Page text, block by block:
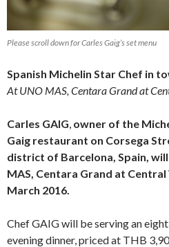
Please scroll down for Carles Gaig’s set menu
Spanish Michelin Star Chef in
At UNO MAS, Centara Grand at
Carles GAIG owner of the
Gaig restaurant on Corsega
district of Barcelona, Spain,
MAS, Centara Grand at
March 2016.
Chef GAIG will be serving an
evening dinner, priced at THB